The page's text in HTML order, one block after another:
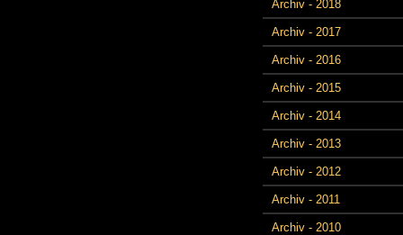
Archiv - 2018
Archiv - 2017
Archiv - 2016
Archiv - 2015
Archiv - 2014
Archiv - 2013
Archiv - 2012
Archiv - 2011
Archiv - 2010